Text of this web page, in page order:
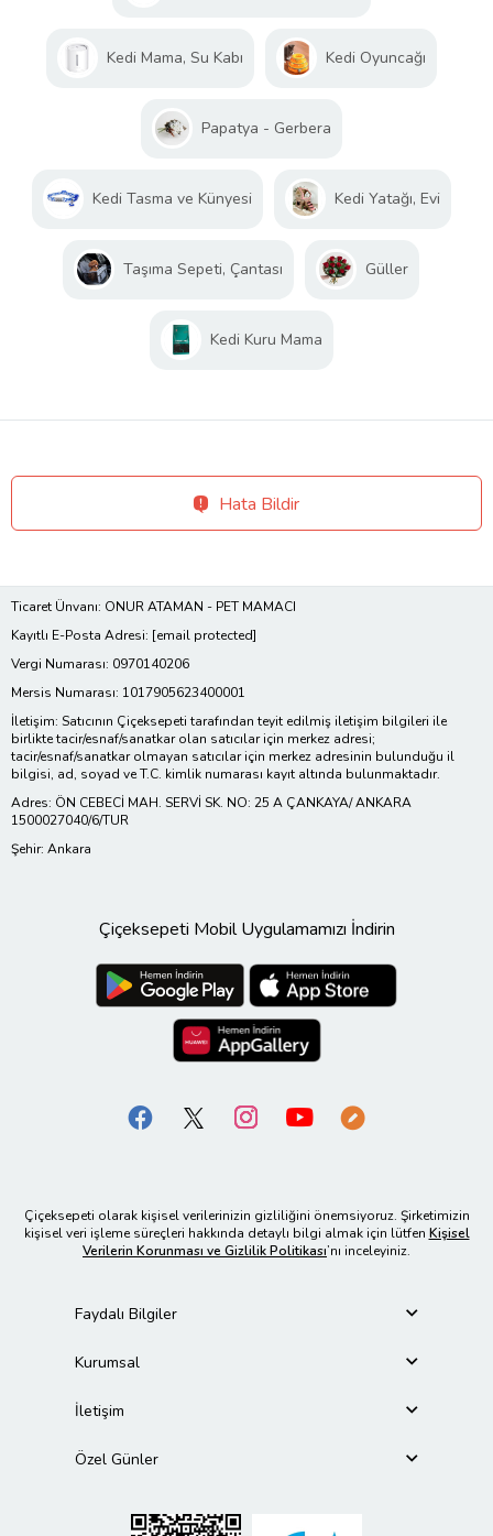
Kedi Mama, Su Kabı Kedi Oyuncağı
Papatya - Gerbera
Kedi Tasma ve Künyesi Kedi Yatağı, Evi
Taşıma Sepeti, Çantası Güller
Kedi Kuru Mama
Hata Bildir
Ticaret Ünvanı: ONUR ATAMAN - PET MAMACI
Kayıtlı E-Posta Adresi: [email protected]
Vergi Numarası: 0970140206
Mersis Numarası: 1017905623400001
İletişim: Satıcının Çiçeksepeti tarafından teyit edilmiş iletişim bilgileri ile
birlikte tacir/esnaf/sanatkar olan satıcılar için merkez adresi;
tacir/esnaf/sanatkar olmayan satıcılar için merkez adresinin bulunduğu il
bilgisi, ad, soyad ve T.C. kimlik numarası kayıt altında bulunmaktadır.
Adres: ÖN CEBECİ MAH. SERVİ SK. NO: 25 A ÇANKAYA/ ANKARA
1500027040/6/TUR
Şehir: Ankara
Çiçeksepeti Mobil Uygulamamızı İndirin
Çiçeksepeti olarak kişisel verilerinizin gizliliğini önemsiyoruz. Şirketimizin
kişisel veri işleme süreçleri hakkında detaylı bilgi almak için lütfen Kişisel
Verilerin Korunması ve Gizlilik Politikası’nı inceleyiniz.
Faydalı Bilgiler
Kurumsal
İletişim
Özel Günler